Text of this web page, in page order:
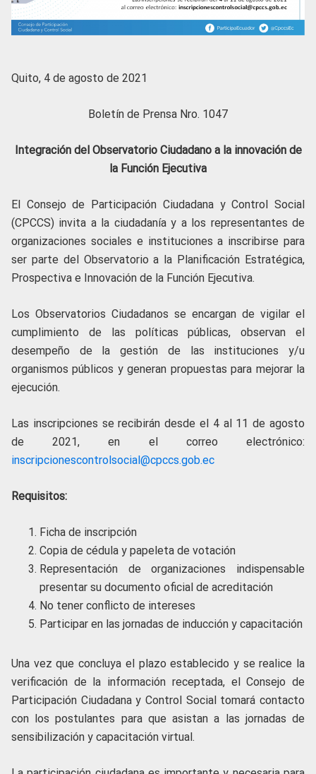
Quito, 4 de agosto de 2021
Boletín de Prensa Nro. 1047
Integración del Observatorio Ciudadano a la innovación de
la Función Ejecutiva
El Consejo de Participación Ciudadana y Control Social
(CPCCS) invita a la ciudadanía y a los representantes de
organizaciones sociales e instituciones a inscribirse para
ser parte del Observatorio a la Planificación Estratégica,
Prospectiva e Innovación de la Función Ejecutiva.
Los Observatorios Ciudadanos se encargan de vigilar el
cumplimiento de las políticas públicas, observan el
desempeño de la gestión de las instituciones y/u
organismos públicos y generan propuestas para mejorar la
ejecución.
Las inscripciones se recibirán desde el 4 al 11 de agosto
de 2021, en el correo electrónico:
inscripcionescontrolsocial@cpccs.gob.ec
Requisitos:
Ficha de inscripción
Copia de cédula y papeleta de votación
Representación de organizaciones indispensable
presentar su documento oficial de acreditación
No tener conflicto de intereses
Participar en las jornadas de inducción y capacitación
Una vez que concluya el plazo establecido y se realice la
verificación de la información receptada, el Consejo de
Participación Ciudadana y Control Social tomará contacto
con los postulantes para que asistan a las jornadas de
sensibilización y capacitación virtual.